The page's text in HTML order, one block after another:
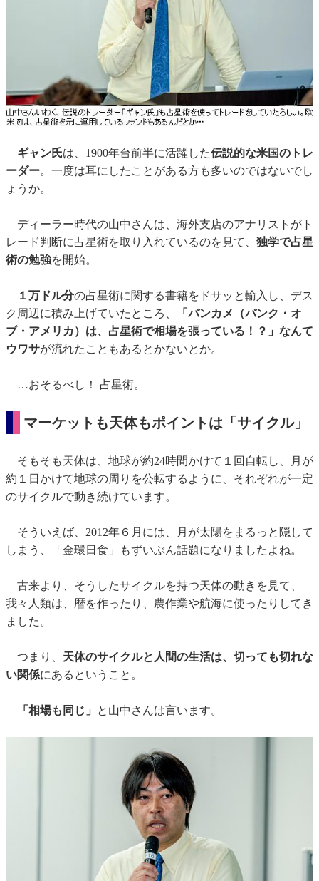
ギャン氏は、1900年台前半に活躍した伝説的な米国のトレ
ーダー。一度は耳にしたことがある方も多いのではないでし
ょうか。
ディーラー時代の山中さんは、海外支店のアナリストがト
レード判断に占星術を取り入れているのを見て、 独学で占星
術の勉強を開始。
１万ドル分の占星術に関する書籍をドサッと輸入し、デス
ク周辺に積み上げていたところ、
「バンカメ（バンク・オ
ブ・アメリカ）は、占星術で相場を張っている！？」 なんて
ウワサが流れたこともあるとかないとか。
…おそるべし！ 占星術。
マーケットも天体もポイントは「サイクル」
そもそも天体は、地球が約24時間かけて１回自転し、月が
約１日かけて地球の周りを公転するように、それぞれが一定
のサイクルで動き続けています。
そういえば、2012年６月には、月が太陽をまるっと隠して
しまう、「金環日食」もずいぶん話題になりましたよね。
古来より、そうしたサイクルを持つ天体の動きを見て、
我々人類は、暦を作ったり、農作業や航海に使ったりしてき
ました。
つまり、 天体のサイクルと人間の生活は、切っても切れな
い関係にあるということ。
「相場も同じ」 と山中さんは言います。